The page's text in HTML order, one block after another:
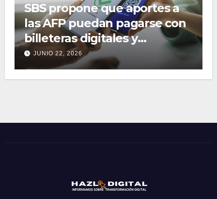
SBS propone que aportes a
las AFP puedan pagarse con
billeteras digitales y
aplicativos móviles
JUNIO 22, 2026